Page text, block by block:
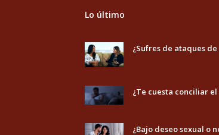
Lo último
¿Sufres de ataques
¿Te cuesta conciliar el
¿Bajo deseo sexual o